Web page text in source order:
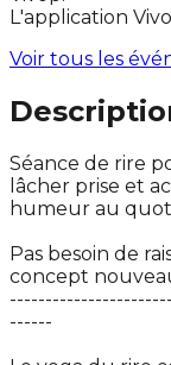
L'application
Voir tous les
Séance de rire
lâcher prise et
humeur au
Pas besoin de
concept
------